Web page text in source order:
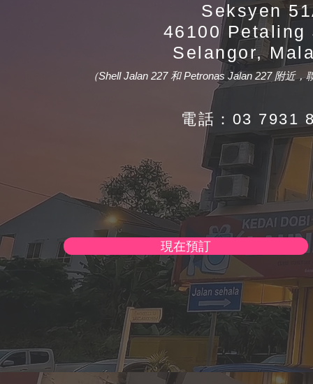
Seksyen
46100 Petaling
Selangor,
（Shell Jalan 227 和 Petronas Jalan 227 附近
電話：03 7931
現在預訂